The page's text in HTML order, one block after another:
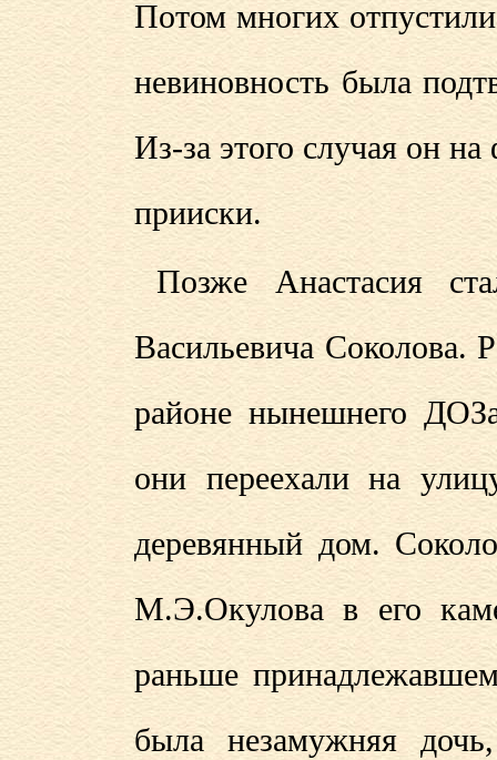
Потом многих
невиновность была
Из-за этого случая он
прииски.
Позже Анастасия
Васильевича Соколова.
районе нынешнего
они переехали на
деревянный дом.
М.Э.Окулова в его
раньше
была незамужняя